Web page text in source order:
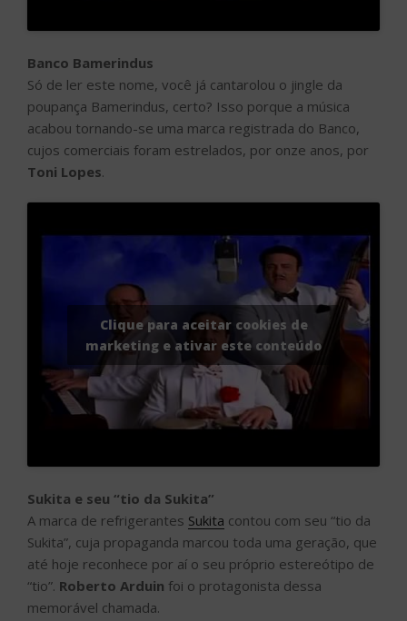
Banco Bamerindus
Só de ler este nome, você já cantarolou o jingle da
poupança Bamerindus, certo? Isso porque a música
acabou tornando-se uma marca registrada do Banco,
cujos comerciais foram estrelados, por onze anos, por
Toni Lopes.
Clique para aceitar cookies de
marketing e ativar este conteúdo
Sukita e seu “tio da Sukita”
A marca de refrigerantes Sukita contou com seu “tio da
Sukita”, cuja propaganda marcou toda uma geração, que
até hoje reconhece por aí o seu próprio estereótipo de
“tio”. Roberto Arduin foi o protagonista dessa
memorável chamada.